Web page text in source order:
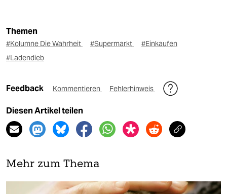
Themen
#Kolumne Die Wahrheit #Supermarkt
#Einkaufen
#Ladendieb
Feedback Kommentieren Fehlerhinweis
Diesen Artikel teilen
Mehr zum Thema